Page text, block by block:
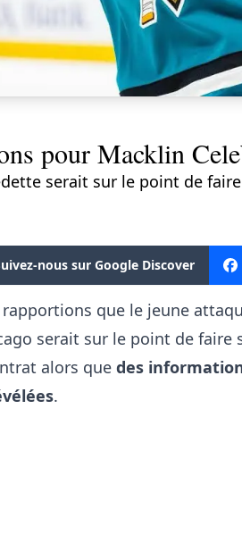
pour Macklin
serait sur le point de
nous sur Google Discover
que le jeune
serait sur le point de faire
alors que des
.